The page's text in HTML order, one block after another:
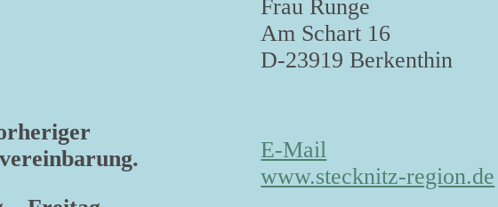
Frau Runge
Am Schart 16
D-23919 Berkenthin
E-Mail
www.stecknitz-region.de